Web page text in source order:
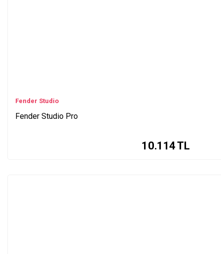
Fender Studio
Fender Studio Pro
10.114TL